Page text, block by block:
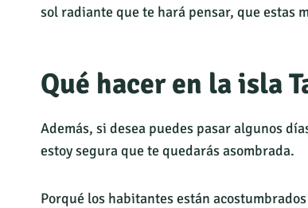
sol radiante que te hará pensar, que estas
Qué hacer en la isla
Además, si desea puedes pasar algunos
estoy segura que te quedarás asombrada.
Porqué los habitantes están